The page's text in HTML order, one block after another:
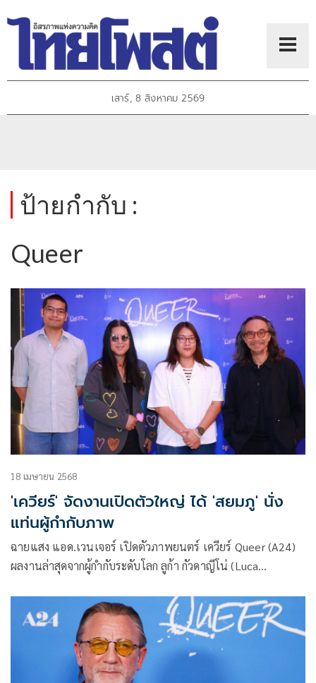
เสาร์, 8 สิงหาคม 2569
ป้ายกำกับ :
Queer
18 เมษายน 2568
'เควียร์' จัดงานเปิดตัวใหญ่ ได้ 'สยมภู' นั่ง
แท่นผู้กำกับภาพ
ฉายแสง แอด.เวนเจอร์ เปิดตัวภาพยนตร์ เควียร์ Queer (A24)
ผลงานล่าสุดจากผู้กำกับระดับโลก ลูก้า กัวดาญีโน่ (Luca
ปฐมทัศน์สุดพิเศษ โดยมี รุจิพร สิทธิวนิช ผู้อำนวยการโครงการ
บริษัท ฉายแสง แอด.เวนเจอร์ จำกัด ให้การต้อนรับคอหนังสาย
อินดี้และกลุ่ม LGBTQ+